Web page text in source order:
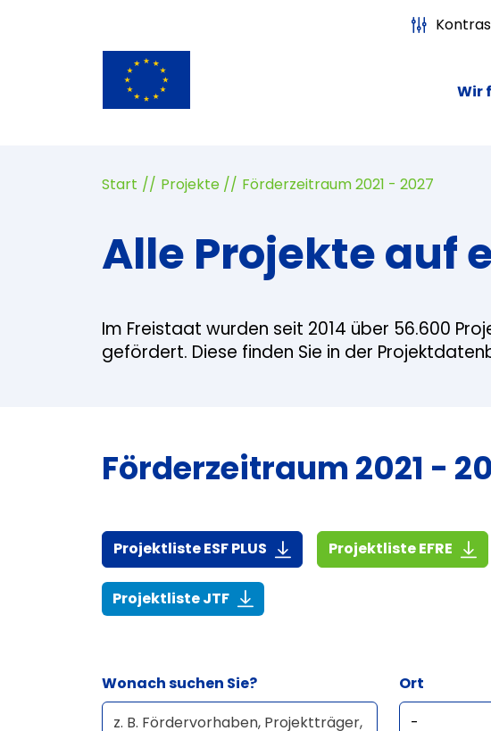
Wir
Start Projekte Förderzeitraum 2021 - 2027
Alle Projekte auf
Im Freistaat wurden seit 2014 über 56.600
gefördert. Diese finden Sie in der
Förderzeitraum 2021 -
Projektliste ESF PLUS (916,7 KiB)Projektliste EFRE (1,4
Projektliste JTF(268,6 KiB)
Wonach suchen Sie? Ort